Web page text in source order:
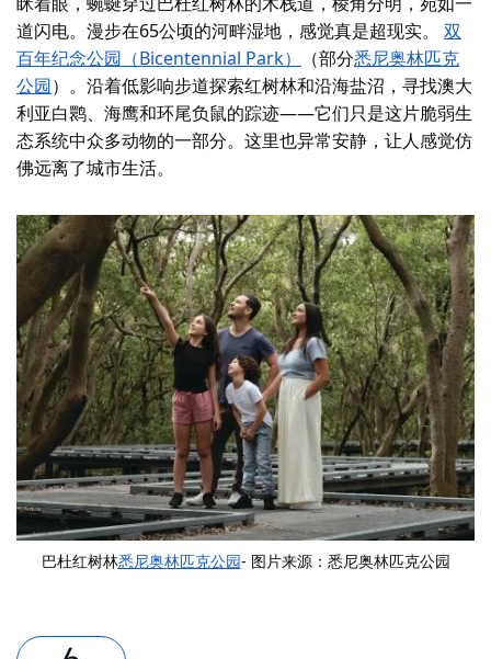
道闪电。漫步在65公顷的河畔湿地，感觉真是超现实。
双
百年纪念公园（Bicentennial Park）
（部分悉尼奥林匹克
公园）。沿着低影响步道探索红树林和沿海盐沼，寻找澳大
利亚白鹮、海鹰和环尾负鼠的踪迹——它们只是这片脆弱生
态系统中众多动物的一部分。这里也异常安静，让人感觉仿
佛远离了城市生活。
巴杜红树林悉尼奥林匹克公园- 图片来源：悉尼奥林匹克公园